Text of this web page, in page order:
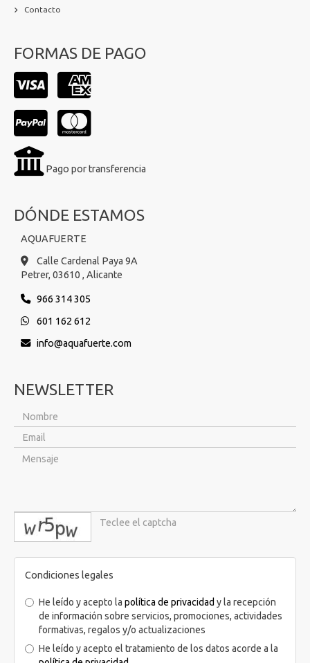
Contacto
FORMAS DE PAGO
Pago por transferencia
DÓNDE ESTAMOS
AQUAFUERTE
Calle Cardenal Paya 9A
Petrer, 03610 , Alicante
966 314 305
601 162 612
info
aquafuerte.com
NEWSLETTER
captcha
Condiciones legales
He leído y acepto la política de privacidad y la recepción
de información sobre servicios, promociones, actividades
formativas, regalos y/o actualizaciones
He leído y acepto el tratamiento de los datos acorde a la